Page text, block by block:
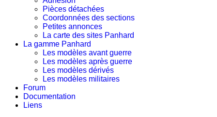
Pièces détachées
Coordonnées des sections
Petites annonces
La carte des sites Panhard
La gamme Panhard
Les modèles avant guerre
Les modèles après guerre
Les modèles dérivés
Les modèles militaires
Forum
Documentation
Liens